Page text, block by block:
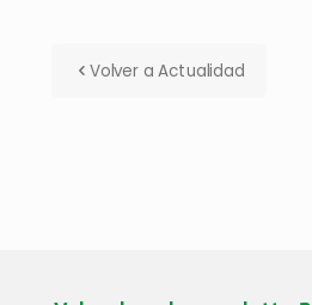
Volver a Actualidad